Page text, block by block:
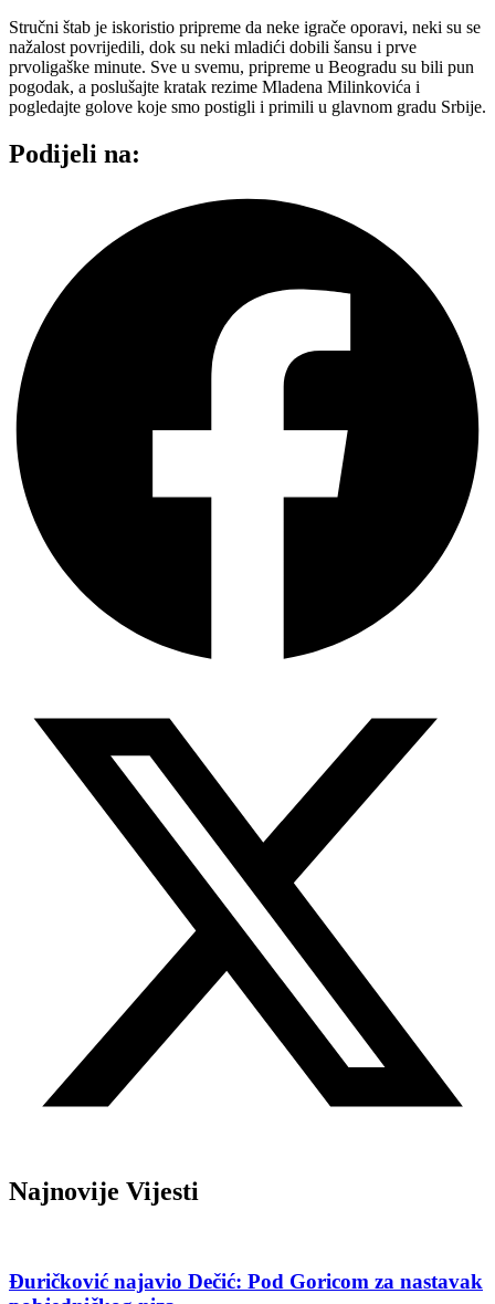
Stručni štab je iskoristio pripreme da neke igrače oporavi, neki su se
nažalost povrijedili, dok su neki mladići dobili šansu i prve
prvoligaške minute. Sve u svemu, pripreme u Beogradu su bili pun
pogodak, a poslušajte kratak rezime Mladena Milinkovića i
pogledajte golove koje smo postigli i primili u glavnom gradu Srbije.
Podijeli na:
Najnovije Vijesti
Đuričković najavio Dečić: Pod Goricom za nastavak